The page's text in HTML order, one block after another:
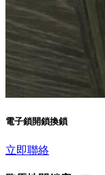
電子鎖開鎖換鎖
立即聯絡